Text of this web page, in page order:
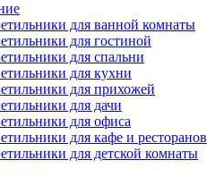
для ванной комнаты
для гостиной
для спальни
для кухни
для прихожей
для дачи
для офиса
для кафе и ресторанов
для детской комнаты